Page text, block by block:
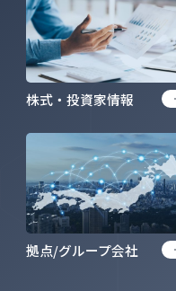
株式・投資家情報
拠点/グループ会社